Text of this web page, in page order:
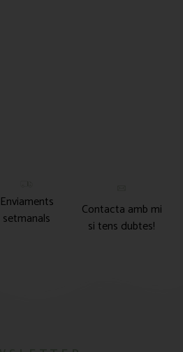
Enviaments
setmanals
Contacta amb mi
si tens dubtes!